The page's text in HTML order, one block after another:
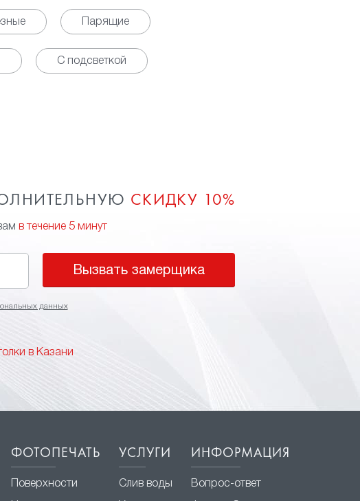
Парящие
С подсветкой
СКИДКУ 10%
в течение 5 минут
Вызвать замерщика
данных
в Казани
ФОТОПЕЧАТЬ
Поверхности
УСЛУГИ
Слив воды
ИНФОРМАЦИЯ
Вопрос-ответ